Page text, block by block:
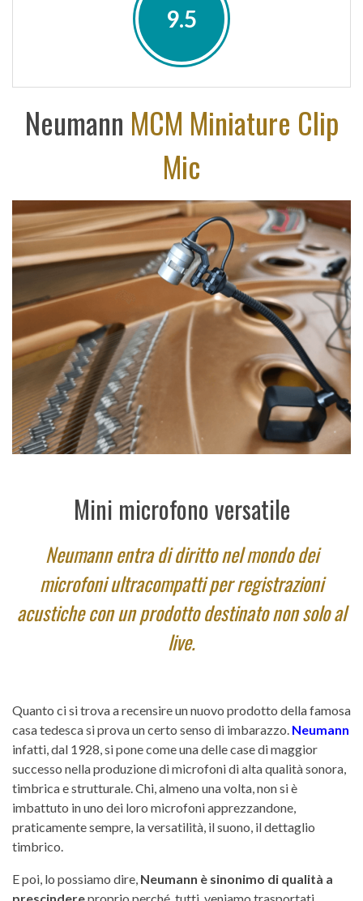
9.5
Neumann MCM Miniature Clip
Mic
Mini microfono versatile
Neumann entra di diritto nel mondo dei
microfoni ultracompatti per registrazioni
acustiche con un prodotto destinato non solo al
live.
Quanto ci si trova a recensire un nuovo prodotto della famosa
casa tedesca si prova un certo senso di imbarazzo. Neumann
infatti, dal 1928, si pone come una delle case di maggior
successo nella produzione di microfoni di alta qualità sonora,
timbrica e strutturale. Chi, almeno una volta, non si è
imbattuto in uno dei loro microfoni apprezzandone,
praticamente sempre, la versatilità, il suono, il dettaglio
timbrico.
E poi, lo possiamo dire, Neumann è sinonimo di qualità a